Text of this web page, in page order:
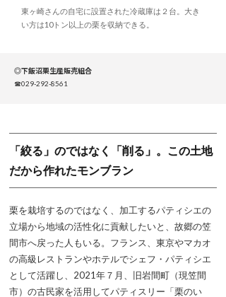
東ヶ崎さんの自宅に設置された冷蔵庫は２台。大き
い方は10トン以上の栗を収納できる。
◎下飯沼栗生産販売組合
☎029-292-8561
「絞る」のではなく「削る」。この土地
だから作れたモンブラン
栗を栽培するのではなく、加工するパティシエの
立場から地域の活性化に貢献したいと、故郷の笠
間市へ戻った人もいる。フランス、東京やマカオ
の高級レストランやホテルでシェフ・パティシエ
として活躍し、2021年７月、旧岩間町（現笠間
市）の古民家を活用してパティスリー「栗のい